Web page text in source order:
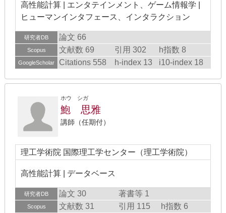
高性能計算 | エンタテインメント、ゲーム情報学 |
ヒューマンインタフェース、インタラクション
研究者DB 論文 66
Scopus 文献数 69 引用 302 h指数 8
GoogleScholar Citations 558 h-index 13 i10-index 18
ホウ シガ
鮑 思雅
講師（任期付）
理工学術院 国際理工学センター（理工学術院）
高性能計算 | データベース
研究者DB 論文 30 著書等 1
Scopus 文献数 31 引用 115 h指数 6